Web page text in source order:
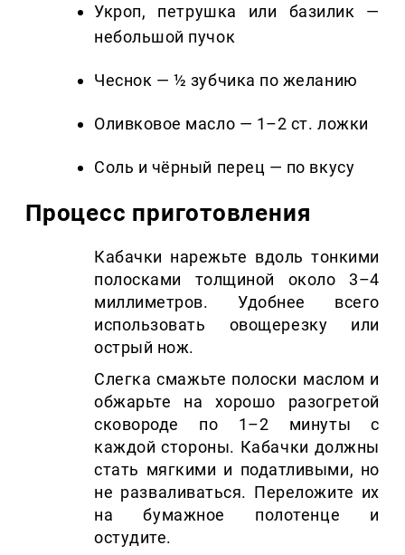
Укроп, петрушка или базилик —
небольшой пучок
Чеснок — ½ зубчика по желанию
Оливковое масло — 1–2 ст. ложки
Соль и чёрный перец — по вкусу
Процесс приготовления
Кабачки нарежьте вдоль тонкими
полосками толщиной около 3–4
миллиметров. Удобнее всего
использовать овощерезку или
острый нож.
Слегка смажьте полоски маслом и
обжарьте на хорошо разогретой
сковороде по 1–2 минуты с
каждой стороны. Кабачки должны
стать мягкими и податливыми, но
не разваливаться. Переложите их
на бумажное полотенце и
остудите.